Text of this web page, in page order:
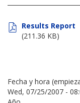
Results Report
(211.36 KB)
Fecha y hora
Wed, 07/25/2007 -